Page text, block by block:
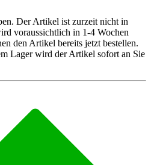
Der Artikel ist zurzeit nicht in
voraussichtlich in 1-4 Wochen
den Artikel bereits jetzt bestellen.
Lager wird der Artikel sofort an Sie